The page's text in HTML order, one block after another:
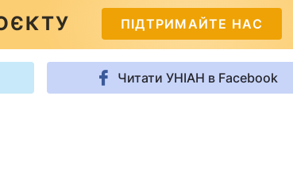
ПІДТРИМАЙТЕ НАС
Читати УНІАН в Facebook